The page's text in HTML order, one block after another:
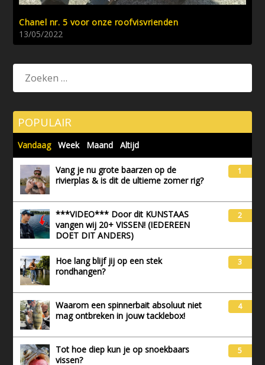
Chanel nr. 5 voor onze roofvisvrienden
13/05/2022
POPULAIR
Vandaag Week Maand Altijd
Vang je nu grote baarzen op de
rivierplas & is dit de ultieme zomer rig?
1
***VIDEO*** Door dit KUNSTAAS
vangen wij 20+ VISSEN! (IEDEREEN
DOET DIT ANDERS)
2
Hoe lang blijf jij op een stek
rondhangen?
3
Waarom een spinnerbait absoluut niet
mag ontbreken in jouw tacklebox!
4
Tot hoe diep kun je op snoekbaars
vissen?
5